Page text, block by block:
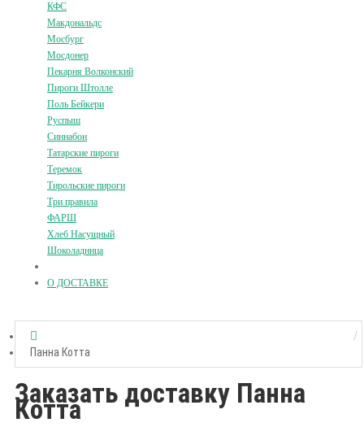
КФС
Макдональдс
Мосбург
Мосдонер
Пекарня Волконский
Пироги Штолле
Поль Бейкери
Руспыш
Синнабон
Татарские пироги
Теремок
Тирольские пироги
Три правила
ФАРШ
Хлеб Насущный
Шоколадница
О ДОСТАВКЕ
Панна Котта
Заказать доставку Панна
Котта